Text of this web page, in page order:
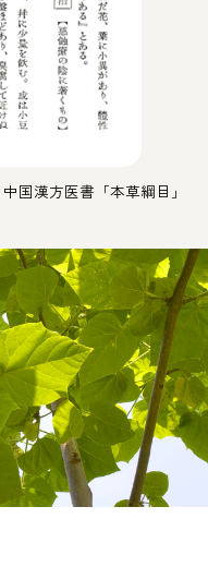
中国漢方医書「本草綱目」